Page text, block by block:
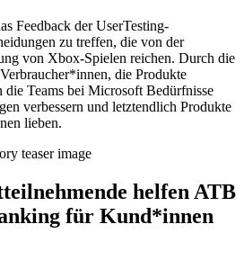
Feedback der UserTesting-
zu treffen, die von der
von Xbox-Spielen reichen. Durch die
die Produkte
die Teams bei Microsoft Bedürfnisse
verbessern und letztendlich Produkte
lieben.
helfen ATB
für Kund*innen